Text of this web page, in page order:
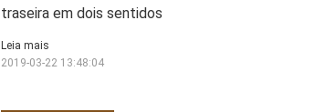
traseira em dois sentidos
Leia mais
2019-03-22 13:48:04